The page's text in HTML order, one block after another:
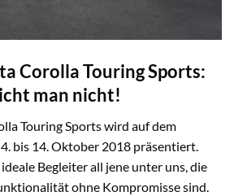
Corolla Touring Sports:
man nicht!
Touring Sports wird auf dem
bis 14. Oktober 2018 präsentiert.
Begleiter all jene unter uns, die
ohne Kompromisse sind.